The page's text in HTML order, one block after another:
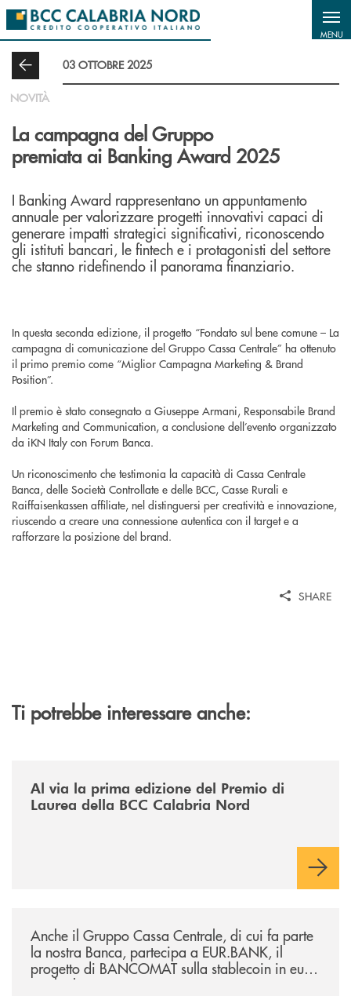
Salta al contenuto principale
MENU
03 OTTOBRE 2025
NOVITÀ
La campagna del Gruppo
premiata ai Banking Award 2025
I Banking Award rappresentano un appuntamento
annuale per valorizzare progetti innovativi capaci di
generare impatti strategici significativi, riconoscendo
gli istituti bancari, le fintech e i protagonisti del settore
che stanno ridefinendo il panorama finanziario.
In questa seconda edizione, il progetto “Fondato sul bene comune – La
campagna di comunicazione del Gruppo Cassa Centrale” ha ottenuto
il primo premio come “Miglior Campagna Marketing & Brand
Position”.
Il premio è stato consegnato a Giuseppe Armani, Responsabile Brand
Marketing and Communication, a conclusione dell’evento organizzato
da iKN Italy con Forum Banca.
Un riconoscimento che testimonia la capacità di Cassa Centrale
Banca, delle Società Controllate e delle BCC, Casse Rurali e
Raiffaisenkassen affiliate, nel distinguersi per creatività e innovazione,
riuscendo a creare una connessione autentica con il target e a
rafforzare la posizione del brand.
SHARE
Ti potrebbe interessare anche:
Al via la prima edizione del Premio di
Laurea della BCC Calabria Nord
Anche il Gruppo Cassa Centrale, di cui fa parte
la nostra Banca, partecipa a EUR.BANK, il
progetto di BANCOMAT sulla stablecoin in euro
e sul relativo ecosistema